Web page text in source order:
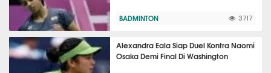
BADMINTON 3717
Alexandra Eala Siap Duel Kontra Naomi
Osaka Demi Final Di Washington